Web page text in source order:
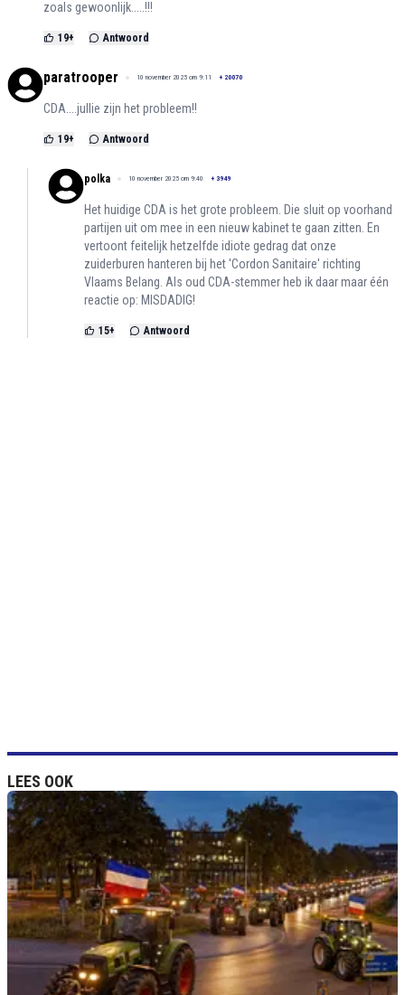
zoals gewoonlijk.....!!!
19+ Antwoord
paratrooper 10 november 2025 om 9:11 + 20070
CDA....jullie zijn het probleem!!
19+ Antwoord
polka 10 november 2025 om 9:40 + 3949
Het huidige CDA is het grote probleem. Die sluit op voorhand
partijen uit om mee in een nieuw kabinet te gaan zitten. En
vertoont feitelijk hetzelfde idiote gedrag dat onze
zuiderburen hanteren bij het 'Cordon Sanitaire' richting
Vlaams Belang. Als oud CDA-stemmer heb ik daar maar één
reactie op: MISDADIG!
15+ Antwoord
LEES OOK